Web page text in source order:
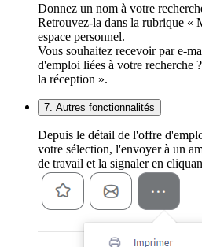
Donnez un nom à votre
Retrouvez-la dans la rubrique «
espace personnel.
Vous souhaitez recevoir par e-
d'emploi liées à votre recherche
la réception ».
7. Autres fonctionnalités
Depuis le détail de l'offre
votre sélection, l'envoyer à un
de travail et la signaler en